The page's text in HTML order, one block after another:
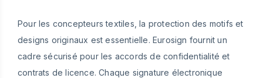
Pour les concepteurs textiles, la protection des motifs et
designs originaux est essentielle. Eurosign fournit un
cadre sécurisé pour les accords de confidentialité et
contrats de licence. Chaque signature électronique